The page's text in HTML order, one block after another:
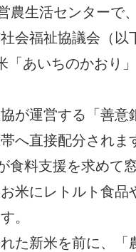
農生活センターで
会福祉協議会（以
「あいちのかおり
が運営する「善意
へ直接配分されま
食料支援を求めて
米にレトルト食品
。
た新米を前に、「